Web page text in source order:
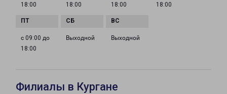
18:00
18:00
18:00
18:00
с 09:00 до
18:00
Выходной Выходной
Филиалы в Кургане